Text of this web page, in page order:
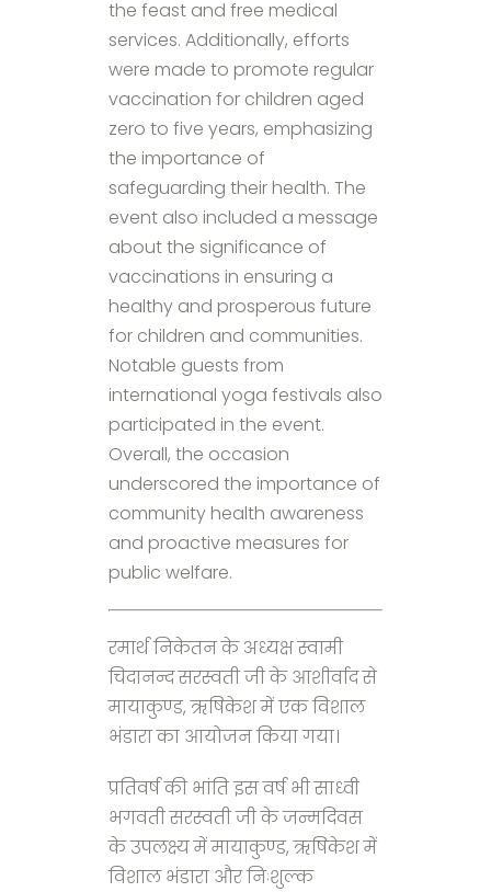
the feast and free medical
services. Additionally, efforts
were made to promote regular
vaccination for children aged
zero to five years, emphasizing
the importance of
safeguarding their health. The
event also included a message
about the significance of
vaccinations in ensuring a
healthy and prosperous future
for children and communities.
Notable guests from
international yoga festivals also
participated in the event.
Overall, the occasion
underscored the importance of
community health awareness
and proactive measures for
public welfare.
रमार्थ निकेतन के अध्यक्ष स्वामी
चिदानन्द सरस्वती जी के आशीर्वाद से
मायाकुण्ड, ऋषिकेश में एक विशाल
भंडारा का आयोजन किया गया।
प्रतिवर्ष की भांति इस वर्ष भी साध्वी
भगवती सरस्वती जी के जन्मदिवस
के उपलक्ष्य में मायाकुण्ड, ऋषिकेश में
विशाल भंडारा और निःशुल्क